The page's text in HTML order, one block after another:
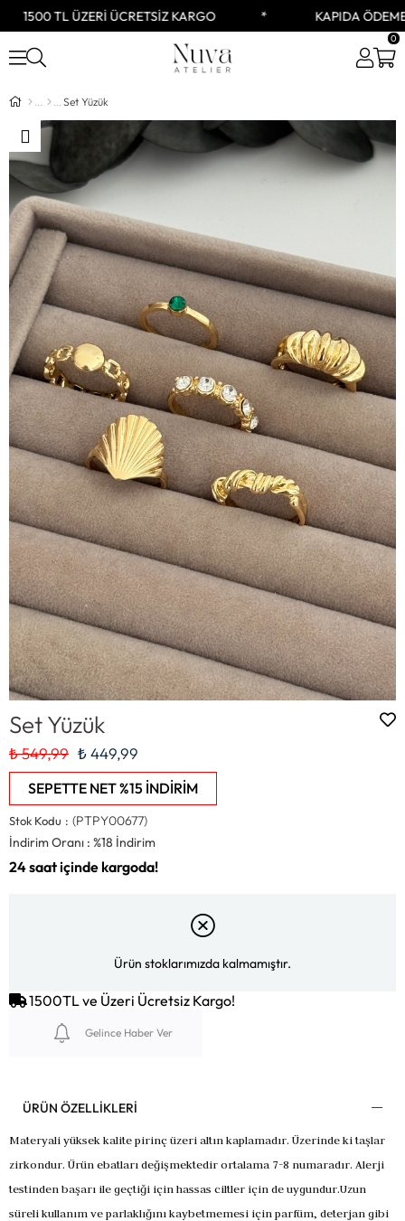
1500 TL ÜZERİ ÜCRETSİZ KARGO KAPIDA ÖDEME
0
Set Yüzük
Set Yüzük
₺ 549,99 ₺ 449,99
SEPETTE NET %15 İNDİRİM
Stok Kodu
(PTPY00677)
İndirim Oranı : %18 İndirim
Ürün stoklarımızda kalmamıştır.
1500TL ve Üzeri Ücretsiz Kargo!
Gelince Haber Ver
ÜRÜN ÖZELLIKLERI
Materyali yüksek kalite pirinç üzeri altın kaplamadır. Üzerinde ki taşlar
zirkondur. Ürün ebatları değişmektedir ortalama 7-8 numaradır. Alerji
testinden başarı ile geçtiği için hassas ciltler için de uygundur.Uzun
süreli kullanım ve parlaklığını kaybetmemesi için parfüm, deterjan gibi